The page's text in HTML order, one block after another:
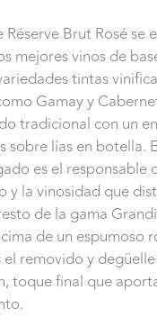
Brut Rosé se
mejores vinos de
tintas
Gamay y
tradicional con un
sobre lías en botella.
es el responsable
y la vinosidad que
de la gama
de un espumoso
el removido y
toque final que